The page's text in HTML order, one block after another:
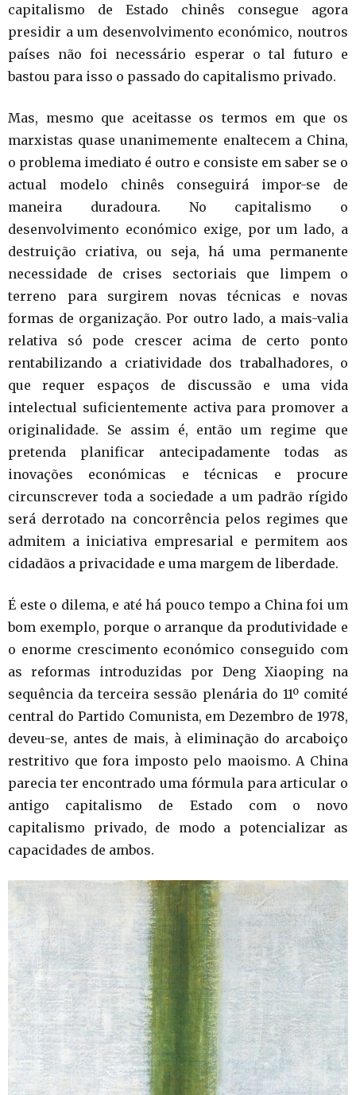
capitalismo de Estado chinês consegue agora
presidir a um desenvolvimento económico, noutros
países não foi necessário esperar o tal futuro e
bastou para isso o passado do capitalismo privado.
Mas, mesmo que aceitasse os termos em que os
marxistas quase unanimemente enaltecem a China,
o problema imediato é outro e consiste em saber se o
actual modelo chinês conseguirá impor-se de
maneira duradoura. No capitalismo o
desenvolvimento económico exige, por um lado, a
destruição criativa, ou seja, há uma permanente
necessidade de crises sectoriais que limpem o
terreno para surgirem novas técnicas e novas
formas de organização. Por outro lado, a mais-valia
relativa só pode crescer acima de certo ponto
rentabilizando a criatividade dos trabalhadores, o
que requer espaços de discussão e uma vida
intelectual suficientemente activa para promover a
originalidade. Se assim é, então um regime que
pretenda planificar antecipadamente todas as
inovações económicas e técnicas e procure
circunscrever toda a sociedade a um padrão rígido
será derrotado na concorrência pelos regimes que
admitem a iniciativa empresarial e permitem aos
cidadãos a privacidade e uma margem de liberdade.
É este o dilema, e até há pouco tempo a China foi um
bom exemplo, porque o arranque da produtividade e
o enorme crescimento económico conseguido com
as reformas introduzidas por Deng Xiaoping na
sequência da terceira sessão plenária do 11º comité
central do Partido Comunista, em Dezembro de 1978,
deveu-se, antes de mais, à eliminação do arcaboiço
restritivo que fora imposto pelo maoismo. A China
parecia ter encontrado uma fórmula para articular o
antigo capitalismo de Estado com o novo
capitalismo privado, de modo a potencializar as
capacidades de ambos.